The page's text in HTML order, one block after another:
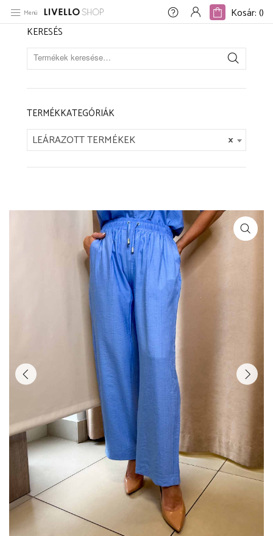
Kosár: ()
Menü Kosár: ()
Kezdőlap / LEÁRAZOTT TERMÉKEK Világoskék bőszárú nadrág „Hajo”
KERESÉS
TERMÉKKATEGÓRIÁK
×
LEÁRAZOTT TERMÉKEK